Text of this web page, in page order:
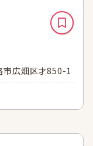
市広畑区才850-1